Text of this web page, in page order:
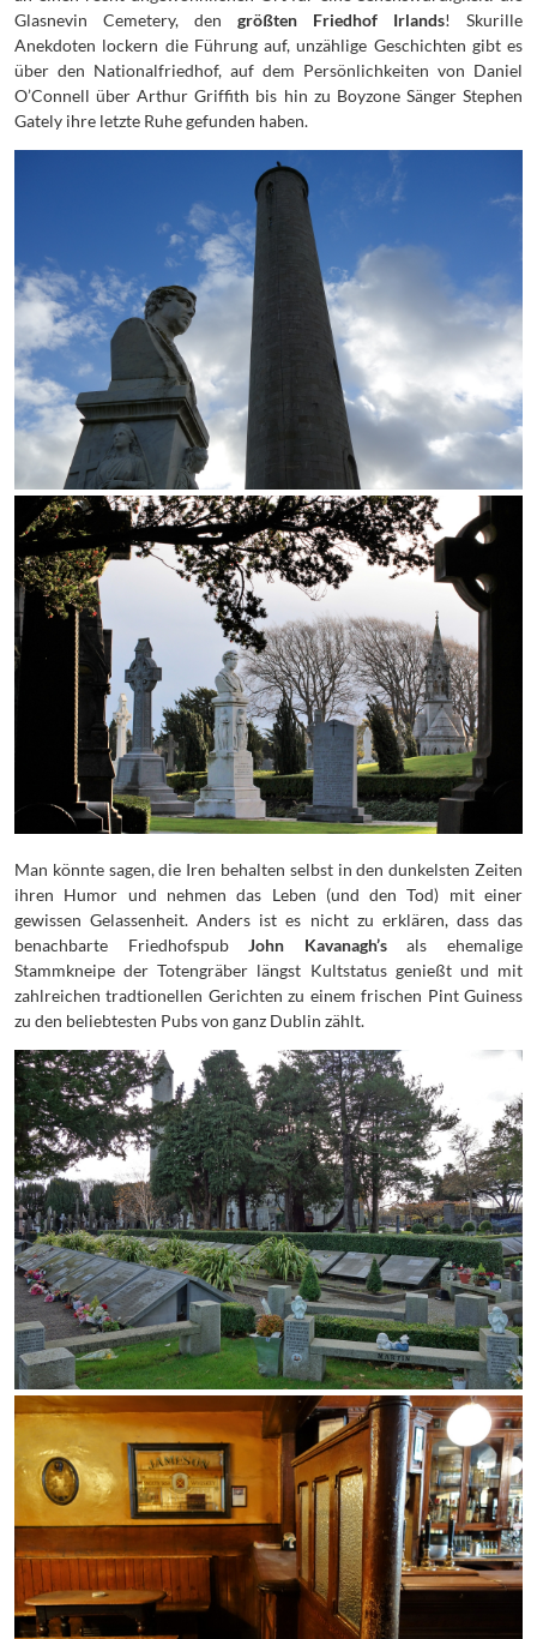
Glasnevin Cemetery, den größten Friedhof Irlands! Skurille
Anekdoten lockern die Führung auf, unzählige Geschichten gibt es
über den Nationalfriedhof, auf dem Persönlichkeiten von Daniel
O’Connell über Arthur Griffith bis hin zu Boyzone Sänger Stephen
Gately ihre letzte Ruhe gefunden haben.
Man könnte sagen, die Iren behalten selbst in den dunkelsten Zeiten
ihren Humor und nehmen das Leben (und den Tod) mit einer
gewissen Gelassenheit. Anders ist es nicht zu erklären, dass das
benachbarte FriedhofspubJohn Kavanagh’sals ehemalige
Stammkneipe der Totengräber längst Kultstatus genießt und mit
zahlreichen tradtionellen Gerichten zu einem frischen Pint Guiness
zu den beliebtesten Pubs von ganz Dublin zählt.